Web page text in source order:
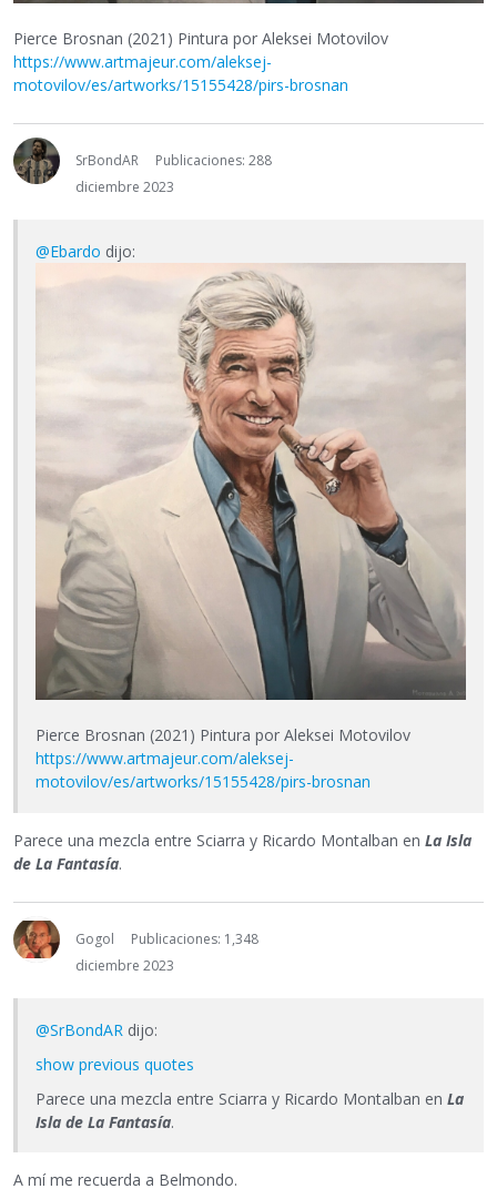
Pierce Brosnan (2021) Pintura por Aleksei Motovilov
https://www.artmajeur.com/aleksej-
motovilov/es/artworks/15155428/pirs-brosnan
SrBondAR
Publicaciones: 288
diciembre 2023
@Ebardo dijo:
Pierce Brosnan (2021) Pintura por Aleksei Motovilov
https://www.artmajeur.com/aleksej-
motovilov/es/artworks/15155428/pirs-brosnan
Parece una mezcla entre Sciarra y Ricardo Montalban en La Isla
de La Fantasía.
Gogol
Publicaciones: 1,348
diciembre 2023
@SrBondAR dijo:
show previous quotes
Parece una mezcla entre Sciarra y Ricardo Montalban en La
Isla de La Fantasía.
A mí me recuerda a Belmondo.